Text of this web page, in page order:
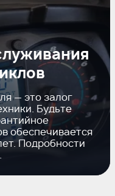
— это залог
Будьте
обеспечивается
Подробности